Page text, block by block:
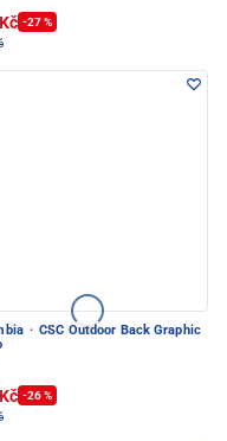
-27 %
· CSC Outdoor Back Graphic
-26 %